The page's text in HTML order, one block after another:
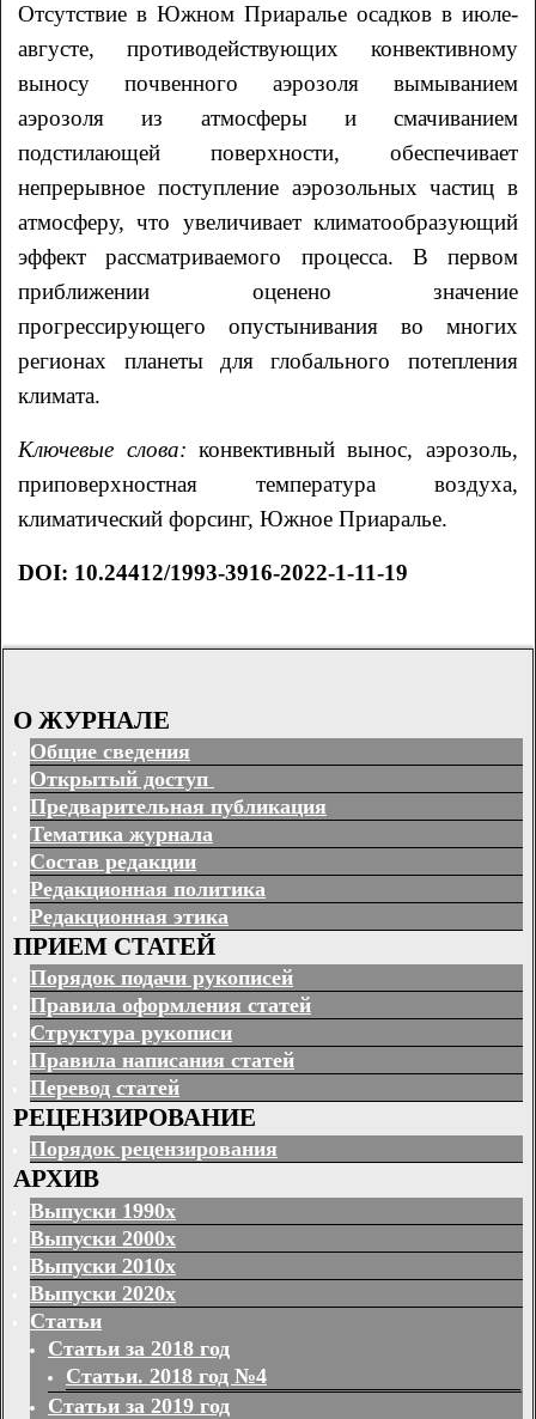
Отсутствие в Южном Приаралье осадков в июле-
августе, противодействующих конвективному
выносу почвенного аэрозоля вымыванием
аэрозоля из атмосферы и смачиванием
подстилающей поверхности, обеспечивает
непрерывное поступление аэрозольных частиц в
атмосферу, что увеличивает климатообразующий
эффект рассматриваемого процесса. В первом
приближении оценено значение
прогрессирующего опустынивания во многих
регионах планеты для глобального потепления
климата.
Ключевые слова: конвективный вынос, аэрозоль,
приповерхностная температура воздуха,
климатический форсинг, Южное Приаралье.
DOI: 10.24412/1993-3916-2022-1-11-19
О ЖУРНАЛЕ
Общие сведения
Открытый доступ
Предварительная публикация
Тематика журнала
Состав редакции
Редакционная политика
Редакционная этика
ПРИЕМ СТАТЕЙ
Порядок подачи рукописей
Правила оформления статей
Структура рукописи
Правила написания статей
Перевод статей
РЕЦЕНЗИРОВАНИЕ
Порядок рецензирования
АРХИВ
Выпуски 1990х
Выпуски 2000х
Выпуски 2010х
Выпуски 2020х
Статьи
Статьи за 2018 год
Статьи. 2018 год №4
Статьи за 2019 год